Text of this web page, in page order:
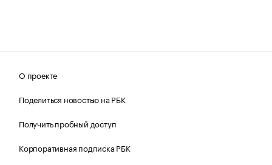
О проекте
Поделиться новостью на РБК
Получить пробный доступ
Корпоративная подписка РБК